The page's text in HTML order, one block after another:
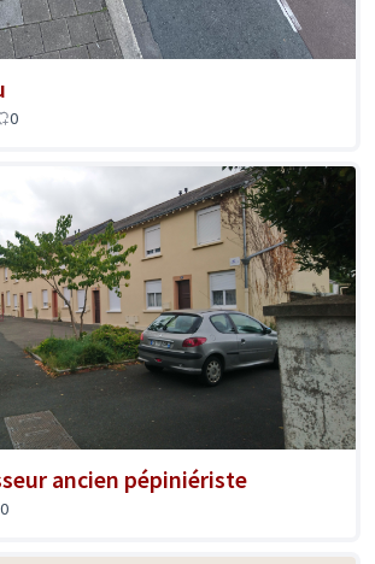
0
ancien pépiniériste
0